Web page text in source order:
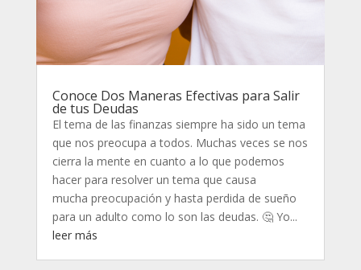
Conoce Dos Maneras Efectivas para Salir
de tus Deudas
El tema de las finanzas siempre ha sido un tema
que nos preocupa a todos. Muchas veces se nos
cierra la mente en cuanto a lo que podemos
hacer para resolver un tema que causa
mucha preocupación y hasta perdida de sueño
para un adulto como lo son las deudas. 🤔 Yo...
leer más